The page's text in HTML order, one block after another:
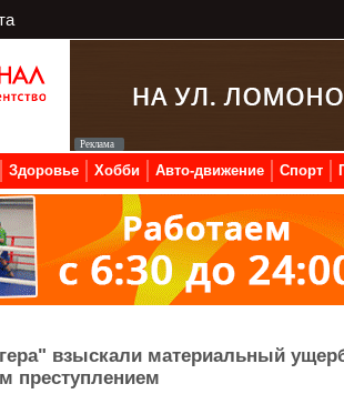
Здоровье Хобби Авто-движение Спорт
взыскали материальный
преступлением